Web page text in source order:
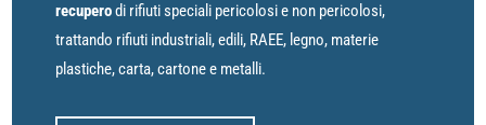
recuperodi rifiuti speciali pericolosi e non pericolosi,
trattando rifiuti industriali, edili, RAEE, legno, materie
plastiche, carta, cartone e metalli.